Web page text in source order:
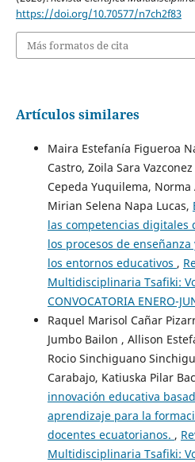
https://doi.org/10.70577/n7ch2f83
Más formatos de cita
Artículos similares
Maira Estefanía Figueroa
Castro, Zoila Sara
Cepeda Yuquilema,
Mirian Selena Napa Lucas,
las competencias digitales
los procesos de
los entornos educativos ,
Multidisciplinaria Tsafiki:
CONVOCATORIA ENERO-
Raquel Marisol Cañar
Jumbo Bailon , Allison
Rocio Sinchiguano
Carabajo, Katiuska Pilar
innovación educativa
aprendizaje para la
docentes ecuatorianos. ,
Multidisciplinaria Tsafiki: